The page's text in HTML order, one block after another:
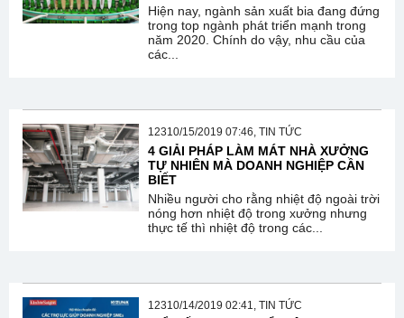
Hiện nay, ngành sản xuất bia đang đứng
trong top ngành phát triển mạnh trong
năm 2020. Chính do vậy, nhu cầu của
các...
12310/15/2019 07:46, TIN TỨC
4 GIẢI PHÁP LÀM MÁT NHÀ XƯỞNG
TỰ NHIÊN MÀ DOANH NGHIỆP CẦN
BIẾT
Nhiều người cho rằng nhiệt độ ngoài trời
nóng hơn nhiệt độ trong xưởng nhưng
thực tế thì nhiệt độ trong các...
12310/14/2019 02:41, TIN TỨC